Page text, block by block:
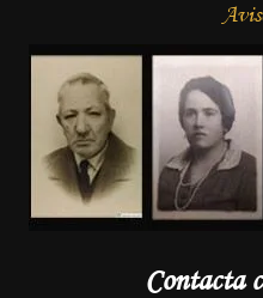
Contacta